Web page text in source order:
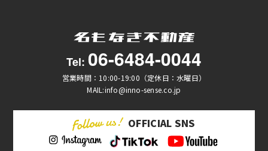
Tel: 06-6484-0044
営業時間：10:00-19:00（定休日：水曜日）
MAIL:info@inno-sense.co.jp
OFFICIAL SNS